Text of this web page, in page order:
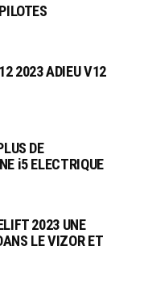
2023 ADIEU V12
DE
i5 ELECTRIQUE
2023 UNE
LE VIZOR ET